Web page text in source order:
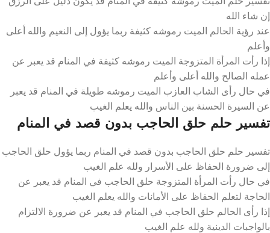
إن شاء الله
عند رؤية الحالم الميت رموشه كثيفة ربما يؤول إلى النعيم والله أعلى
وأعلم
إذا رأت المرأة المتزوجة الميت رموشه كثيفة في المنام قد يعبر عن
عمله الصالح والله أعلى وأعلم
في حال رأى الشاب العازب الميت رموشه طويلة في المنام قد يعبر
عن السيرة الحسنة بين الناس والله يعلم الغيب
تفسير حلم حلق الحاجب بدون قصد في المنام
تفسير حلم حلق الحاجب بدون قصد في المنام ربما يؤول حلق الحاجب
إلى ضرورة الحفاظ على الأسرار ولله علم الغيب
في حال رأت المرأة المتزوجة حلق الحاجب في المنام قد يعبر عن
الحاجة لتعلم الحفاظ على الأمانات والله يعلم الغيب
إذا رأى الحالم حلق الحاجب في المنام قد يعبر عن ضرورة الالتزام
بالواجبات الدينية ولله علم الغيب